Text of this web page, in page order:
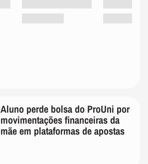
Aluno perde bolsa do ProUni por
movimentações financeiras da
mãe em plataformas de apostas